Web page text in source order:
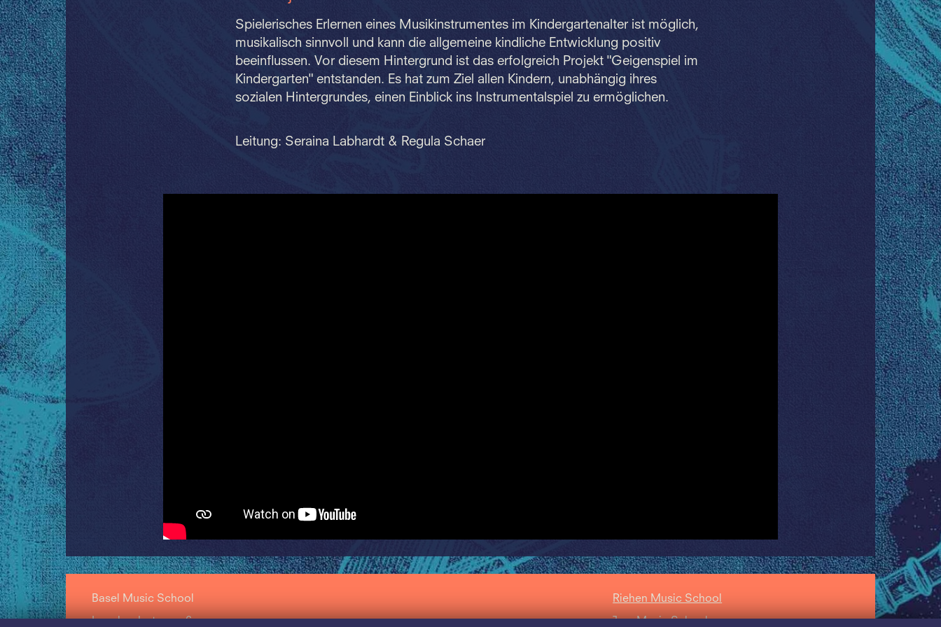
Spielerisches Erlernen eines Musikinstrumentes im Kindergartenalter ist möglich,
musikalisch sinnvoll und kann die allgemeine kindliche Entwicklung positiv
beeinflussen. Vor diesem Hintergrund ist das erfolgreich Projekt "Geigenspiel im
Kindergarten" entstanden. Es hat zum Ziel allen Kindern, unabhängig ihres
sozialen Hintergrundes, einen Einblick ins Instrumentalspiel zu ermöglichen.
Leitung: Seraina Labhardt & Regula Schaer
Basel Music School
Leonhardsstrasse 6
Riehen Music School
Jazz Music School